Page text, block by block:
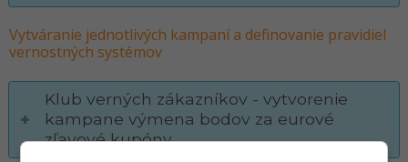
Vytváranie jednotlivých kampaní a definovanie pravidiel
vernostných systémov
Klub verných zákazníkov - vytvorenie
kampane výmena bodov za eurové
zľavové kupóny